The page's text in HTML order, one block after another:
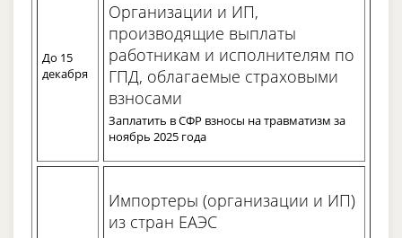
До 15
декабря
Организации и ИП,
производящие выплаты
работникам и исполнителям по
ГПД, облагаемые страховыми
взносами
Заплатить в СФР взносы на травматизм за
ноябрь 2025 года
Импортеры (организации и ИП)
из стран ЕАЭС